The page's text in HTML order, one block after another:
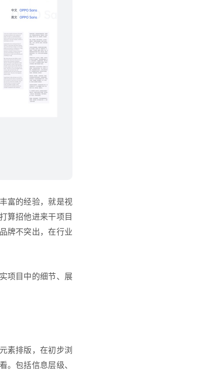
富的经验，就是视
算招他进来干项目
牌不突出，在行业
项目中的细节、展
素排版，在初步浏
包括信息层级、